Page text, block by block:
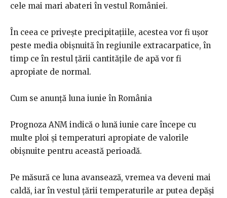
cele mai mari abateri în vestul României.
În ceea ce privește precipitațiile, acestea vor fi ușor
peste media obișnuită în regiunile extracarpatice, în
timp ce în restul țării cantitățile de apă vor fi
apropiate de normal.
Cum se anunță luna iunie în România
Prognoza ANM indică o lună iunie care începe cu
multe ploi și temperaturi apropiate de valorile
obișnuite pentru această perioadă.
Pe măsură ce luna avansează, vremea va deveni mai
caldă, iar în vestul țării temperaturile ar putea depăși